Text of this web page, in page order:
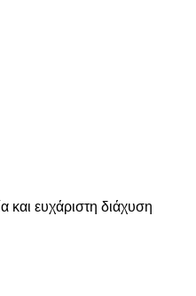
και ευχάριστη διάχυση